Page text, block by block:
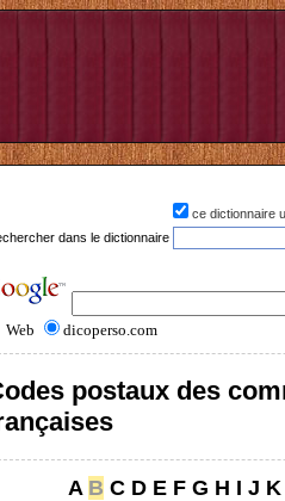
ce dictionnaire
dans le dictionnaire
Web dicoperso.com
postaux des
A B C D E F G H I J K